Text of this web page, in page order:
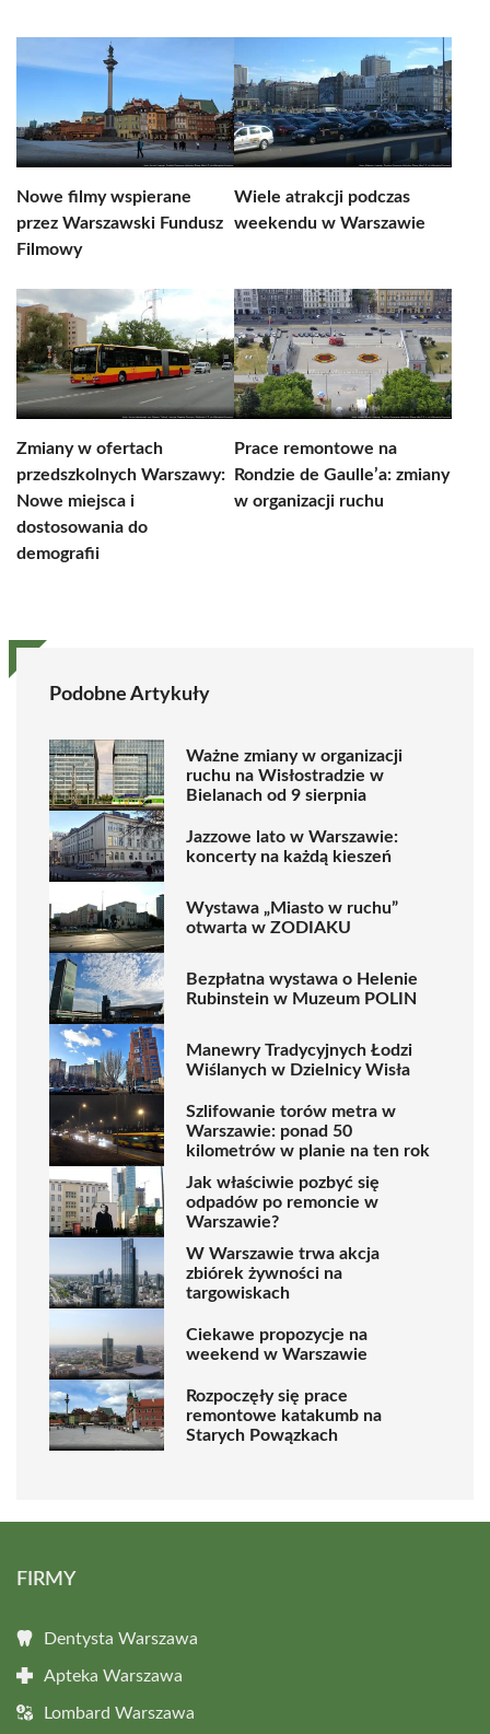
Nowe filmy wspierane
przez Warszawski Fundusz
Filmowy
Wiele atrakcji podczas
weekendu w Warszawie
Zmiany w ofertach
przedszkolnych Warszawy:
Nowe miejsca i
dostosowania do
demografii
Prace remontowe na
Rondzie de Gaulle’a: zmiany
w organizacji ruchu
Podobne Artykuły
Ważne zmiany w organizacji
ruchu na Wisłostradzie w
Bielanach od 9 sierpnia
Jazzowe lato w Warszawie:
koncerty na każdą kieszeń
Wystawa „Miasto w ruchu”
otwarta w ZODIAKU
Bezpłatna wystawa o Helenie
Rubinstein w Muzeum POLIN
Manewry Tradycyjnych Łodzi
Wiślanych w Dzielnicy Wisła
Szlifowanie torów metra w
Warszawie: ponad 50
kilometrów w planie na ten rok
Jak właściwie pozbyć się
odpadów po remoncie w
Warszawie?
W Warszawie trwa akcja
zbiórek żywności na
targowiskach
Ciekawe propozycje na
weekend w Warszawie
Rozpoczęły się prace
remontowe katakumb na
Starych Powązkach
FIRMY
Dentysta Warszawa
Apteka Warszawa
Lombard Warszawa